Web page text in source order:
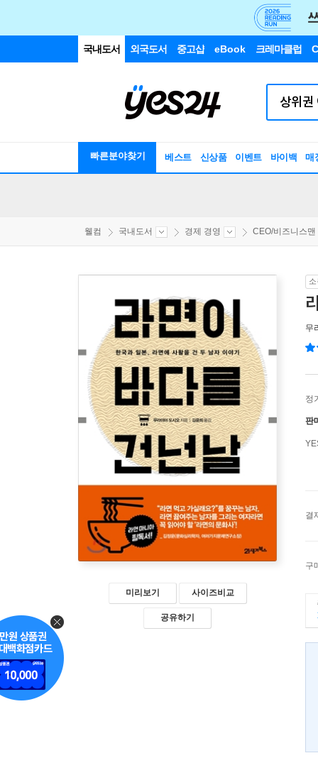
국내도서 외국도서 중고샵 eBook 크레마클럽
빠른분야찾기 베스트 신상품 이벤트 바이백 매
웰컴 국내도서 경제 경영 CEO/비즈니스맨
미리보기 사이즈비교
공유하기
무
정
판
결
구